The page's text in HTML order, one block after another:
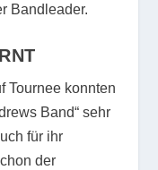
Bandleader.
Tournee konnten
Band“ sehr
für ihr
der